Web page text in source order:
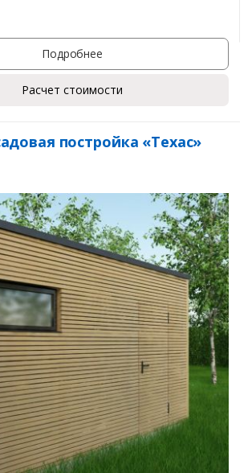
Подробнее
Расчет стоимости
постройка «Техас»